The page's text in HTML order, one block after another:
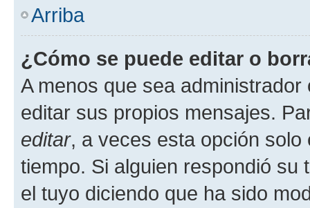
Arriba
¿Cómo se puede editar o
A menos que sea
editar sus propios mensajes.
editar, a veces esta opción
tiempo. Si alguien respondió
el tuyo diciendo que ha sido